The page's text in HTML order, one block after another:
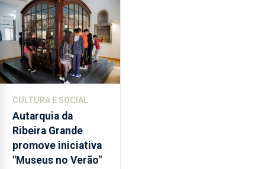
a
abertura
dos
museus
e
núcleos
integrados
na
Rede
Municipal
de
CULTURA E SOCIAL
Autarquia da
Ribeira Grande
promove iniciativa
"Museus no Verão"